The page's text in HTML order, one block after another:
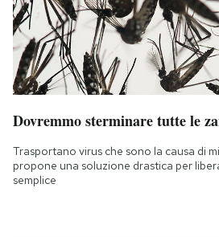
Dovremmo sterminare tutte le
Trasportano virus che sono la causa di
propone una soluzione drastica per
semplice